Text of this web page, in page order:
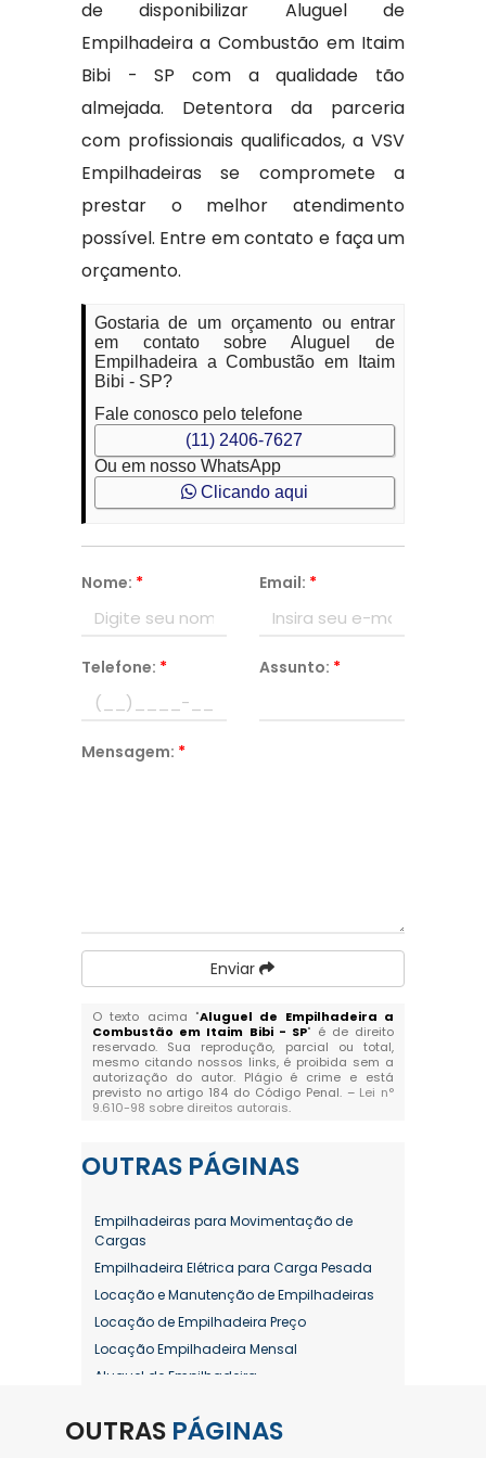
de disponibilizar Aluguel de
Empilhadeira a Combustão em Itaim
Bibi - SP com a qualidade tão
almejada. Detentora da parceria
com profissionais qualificados, a VSV
Empilhadeiras se compromete a
prestar o melhor atendimento
possível. Entre em contato e faça um
orçamento.
Gostaria de um orçamento ou entrar
em contato sobre Aluguel de
Empilhadeira a Combustão em Itaim
Bibi - SP?
Fale conosco pelo telefone
(11) 2406-7627
Ou em nosso WhatsApp
Clicando aqui
Nome: * Email: *
Telefone: * Assunto: *
Mensagem: *
Enviar
O texto acima "Aluguel de Empilhadeira a
Combustão em Itaim Bibi - SP" é de direito
reservado. Sua reprodução, parcial ou total,
mesmo citando nossos links, é proibida sem a
autorização do autor. Plágio é crime e está
previsto no artigo 184 do Código Penal. – Lei n°
9.610-98 sobre direitos autorais.
OUTRAS PÁGINAS
Empilhadeiras para Movimentação de
Cargas
Empilhadeira Elétrica para Carga Pesada
Locação e Manutenção de Empilhadeiras
Locação de Empilhadeira Preço
Locação Empilhadeira Mensal
Aluguel de Empilhadeira
Aluguel de Empilhadeira Diária Valor
OUTRAS PÁGINAS